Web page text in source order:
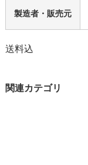
製造者・販売元
送料込